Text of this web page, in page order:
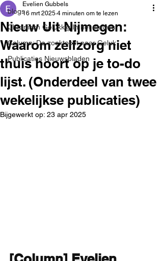
blogs
Chronisch Gelukkig In het nieuws
Column: De zoektocht naar Geluk
Publicaties Nieuwsbladen
Nieuw Uit Nijmegen:
Waarom zelfzorg niet
thuis hoort op je to-do
lijst. (Onderdeel van twee
wekelijkse publicaties)
Evelien Gubbels
16 mrt 2025 4 minuten om te lezen
Bijgewerkt op: 23 apr 2025